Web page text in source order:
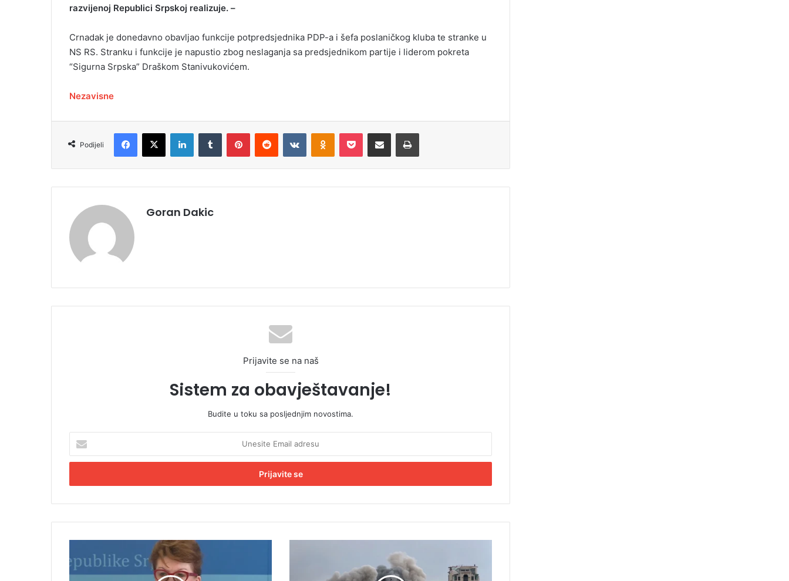
razvijenoj Republici Srpskoj realizuje. –
Crnadak je donedavno obavljao funkcije potpredsjednika PDP-a i šefa poslaničkog kluba te stranke u
NS RS. Stranku i funkcije je napustio zbog neslaganja sa predsjednikom partije i liderom pokreta
“Sigurna Srpska” Draškom Stanivukovićem.
Nezavisne
Podijeli
Goran Dakic
Prijavite se na naš
Sistem za obavještavanje!
Budite u toku sa posljednjim novostima.
e
i
E
i
l
i